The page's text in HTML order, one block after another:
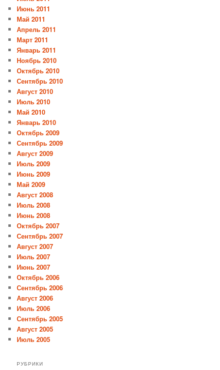
Июнь 2011
Май 2011
Апрель 2011
Март 2011
Январь 2011
Ноябрь 2010
Октябрь 2010
Сентябрь 2010
Август 2010
Июль 2010
Май 2010
Январь 2010
Октябрь 2009
Сентябрь 2009
Август 2009
Июль 2009
Июнь 2009
Май 2009
Август 2008
Июль 2008
Июнь 2008
Октябрь 2007
Сентябрь 2007
Август 2007
Июль 2007
Июнь 2007
Октябрь 2006
Сентябрь 2006
Август 2006
Июль 2006
Сентябрь 2005
Август 2005
Июль 2005
РУБРИКИ